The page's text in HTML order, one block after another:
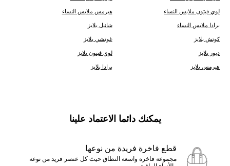
لوي فيتون ملابس النساء هيرمس ملابس النساء
برادا ملابس النساء شانيل بلايز
كوتش بلايز غوتشي بلايز
ديور بلايز لوي فيتون بلايز
هيرمس بلايز برادا بلايز
يمكنك دائما الاعتماد علينا
قطع فاخرة فريدة من نوعها
مجموعة فاخرة واسعة النطاق حيث كل عنصر فريد من نوعه